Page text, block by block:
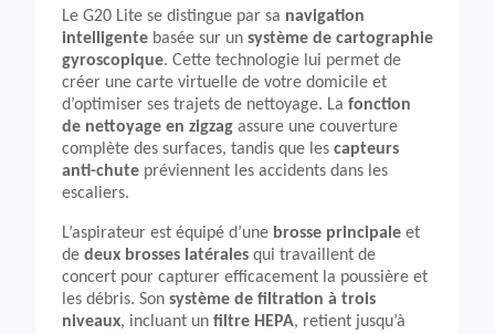
Le G20 Lite se distingue par sa navigation
intelligente basée sur un système de cartographie
gyroscopique. Cette technologie lui permet de
créer une carte virtuelle de votre domicile et
d’optimiser ses trajets de nettoyage. La fonction
de nettoyage en zigzag assure une couverture
complète des surfaces, tandis que les capteurs
anti-chute préviennent les accidents dans les
escaliers.
L’aspirateur est équipé d’une brosse principale et
de deux brosses latérales qui travaillent de
concert pour capturer efficacement la poussière et
les débris. Son système de filtration à trois
niveaux, incluant un filtre HEPA, retient jusqu’à